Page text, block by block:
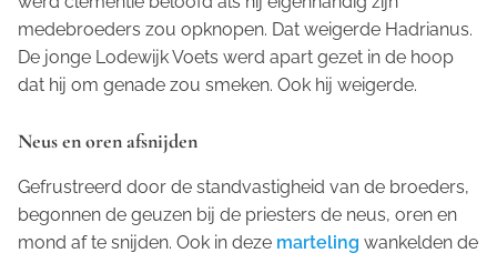
medebroeders zou opknopen. Dat weigerde Hadrianus.
De jonge Lodewijk Voets werd apart gezet in de hoop
dat hij om genade zou smeken. Ook hij weigerde.
Neus en oren afsnijden
Gefrustreerd door de standvastigheid van de broeders,
begonnen de geuzen bij de priesters de neus, oren en
mond af te snijden. Ook in deze marteling wankelden de